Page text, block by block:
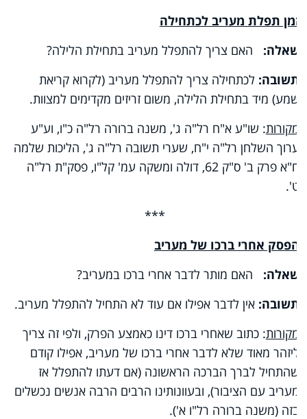
זמן תפלת מעריב לכתחילה
שאלה: האם צריך להתפלל מעריב בתחילת הלילה?
תשובה: לכתחילה צריך להתפלל מעריב (לקרוא קריאת
שמע) מיד בתחילת הלילה, משום זריזים מקדימים למצוות.
מקורות: שו"ע א"ח רל"ה ג', משנה ברורה רל"ה כ"ו, וע"ע
ערוך השלחן רל"ה י"ח, שערי תשובה רל"ה ג', הליכות שלמה
ח"א פרק ב' ס"ק 62, דולה ומשקה עמ' קל"ו, פסק"ת רל"ה
ט'.
***
הפסק אחרי ברכו של מעריב
שאלה: האם מותר לדבר אחרי ברכו במעריב?
תשובה: אין לדבר אפילו אם עוד לא התחיל להתפלל מעריב.
מקורות: כתוב שאחרי ברכו דינו כאמצע הפרק, ולפי זה צריך
ליזהר מאוד שלא לדבר אחרי ברכו של מעריב, אפילו קודם
שהתחיל לברך הברכה הראשונה (אם דעתו להתפלל אז
מעריב עם הציבור), ובעוונותינו הרבים הרבה אנשים נכשלים
בזה (משנה ברורה רל"ו א').